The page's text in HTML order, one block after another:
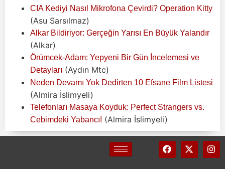
CIA Kediyi Nasıl Mikrofona Çevirdi? Operation Kitty
(Asu Sarsılmaz)
Alkar Bildiriyor: Gerçeğin Yarısı En Büyük Yalandır
(Alkar)
Örümcek-Adam: Yepyeni Bir Gün İncelemesi ve
Detayları (Aydın Mtc)
Neden Devamı Yok Dedirten 10 Efsane Film Listesi
(Almira İslimyeli)
Telefonları Masaya Koyduk: Perfect Strangers vs.
Cebimdeki Yabancı! (Almira İslimyeli)